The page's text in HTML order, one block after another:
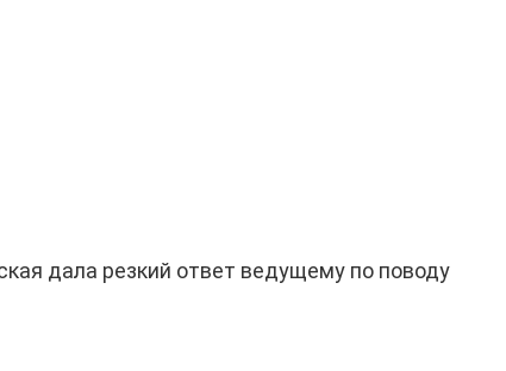
дала резкий ответ ведущему по поводу